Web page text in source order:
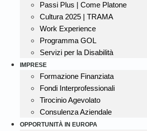
Passi Plus | Come Platone
Cultura 2025 | TRAMA
Work Experience
Programma GOL
Servizi per la Disabilità
IMPRESE
Formazione Finanziata
Fondi Interprofessionali
Tirocinio Agevolato
Consulenza Aziendale
OPPORTUNITÀ IN EUROPA